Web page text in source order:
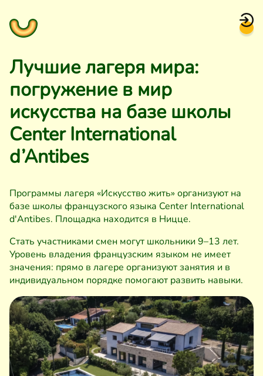
Лучшие лагеря мира:
погружение в мир
искусства на базе школы
Center International
d’Antibes
Программы лагеря «Искусство жить» организуют на
базе школы французского языка Center International
d'Antibes. Площадка находится в Ницце.
Стать участниками смен могут школьники 9–13 лет.
Уровень владения французским языком не имеет
значения: прямо в лагере организуют занятия и в
индивидуальном порядке помогают развить навыки.